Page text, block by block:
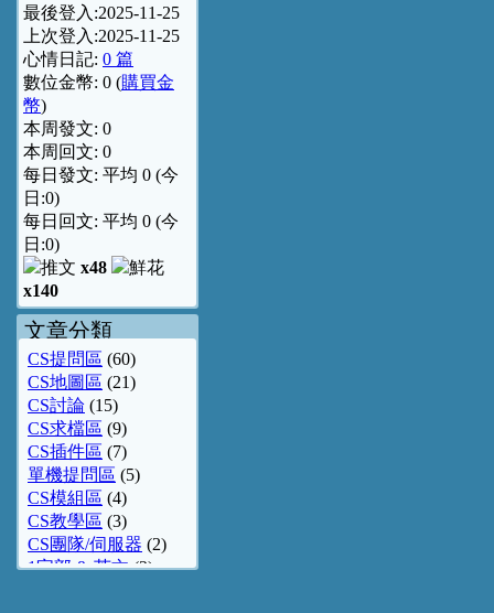
最後登入:2025-11-25
上次登入:2025-11-25
心情日記: 0 篇
數位金幣: 0 (購買金
幣)
本周發文: 0
本周回文: 0
每日發文: 平均 0 (今
日:0)
每日回文: 平均 0 (今
日:0)
x48
x140
文章分類
CS提問區 (60)
CS地圖區 (21)
CS討論 (15)
CS求檔區 (9)
CS插件區 (7)
單機提問區 (5)
CS模組區 (4)
CS教學區 (3)
CS團隊/伺服器 (2)
1字部 & 英文(2)